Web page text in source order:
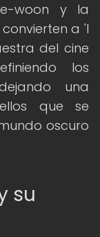
woon y la
a 'I
del cine
los
una
que se
oscuro
su